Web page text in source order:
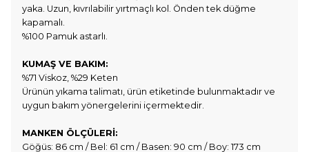
yaka. Uzun, kıvrılabilir yırtmaçlı kol. Önden tek düğme
kapamalı.
%100 Pamuk astarlı.
KUMAŞ VE BAKIM:
%71 Viskoz, %29 Keten
Ürünün yıkama talimatı, ürün etiketinde bulunmaktadır ve
uygun bakım yönergelerini içermektedir.
MANKEN ÖLÇÜLERİ:
Göğüs: 86 cm / Bel: 61 cm / Basen: 90 cm / Boy: 173 cm